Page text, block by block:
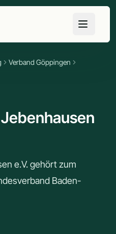
Verband Göppingen
e.V. gehört zum
Baden-